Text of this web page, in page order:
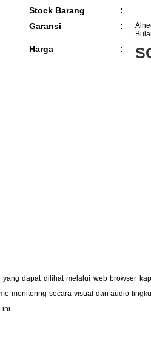
Stock Barang
:
Garansi
:
Harga :
dapat dilihat melalui web browser
monitoring secara visual dan audio
ini.